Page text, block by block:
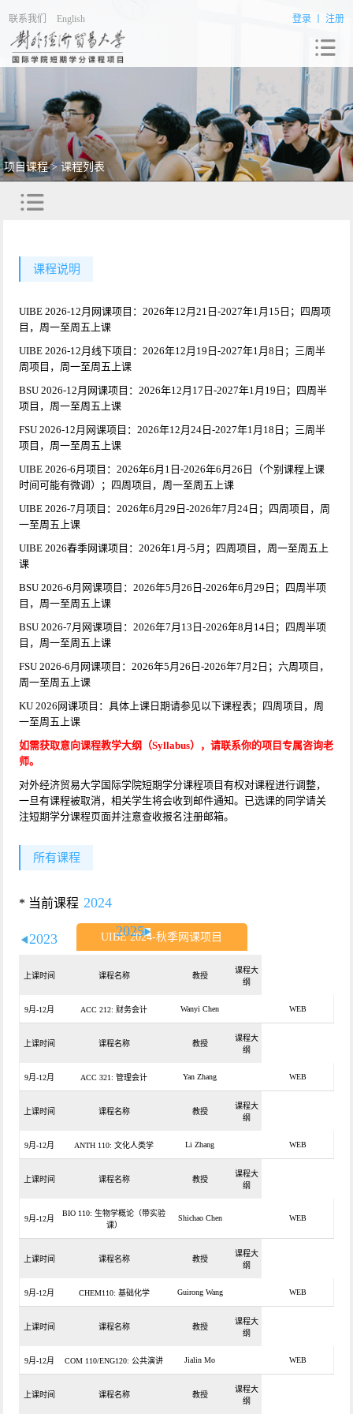
联系我们 English 登录丨 注册
项目课程 > 课程列表
课程说明
UIBE 2026-12月网课项目：2026年12月21日-2027年1月15日；四周项
目，周一至周五上课
UIBE 2026-12月线下项目：2026年12月19日-2027年1月8日；三周半
周项目，周一至周五上课
BSU 2026-12月网课项目：2026年12月17日-2027年1月19日；四周半
项目，周一至周五上课
FSU 2026-12月网课项目：2026年12月24日-2027年1月18日；三周半
项目，周一至周五上课
UIBE 2026-6月项目：2026年6月1日-2026年6月26日（个别课程上课
时间可能有微调）；四周项目，周一至周五上课
UIBE 2026-7月项目：2026年6月29日-2026年7月24日；四周项目，周
一至周五上课
UIBE 2026春季网课项目：2026年1月-5月；四周项目，周一至周五上
课
BSU 2026-6月网课项目：2026年5月26日-2026年6月29日；四周半项
目，周一至周五上课
BSU 2026-7月网课项目：2026年7月13日-2026年8月14日；四周半项
目，周一至周五上课
FSU 2026-6月网课项目：2026年5月26日-2026年7月2日；六周项目，
周一至周五上课
KU 2026网课项目：具体上课日期请参见以下课程表；四周项目，周
一至周五上课
如需获取意向课程教学大纲（Syllabus），请联系你的项目专属咨询老
师。
对外经济贸易大学国际学院短期学分课程项目有权对课程进行调整，
一旦有课程被取消，相关学生将会收到邮件通知。已选课的同学请关
注短期学分课程页面并注意查收报名注册邮箱。
所有课程
* 当前课程 2024
2023 UIBE 2024-秋季网课项目
2025
上课时间 课程名称 教授
课程大
纲
9月-12月 ACC 212: 财务会计 Wanyi Chen WEB
上课时间 课程名称 教授
课程大
纲
9月-12月 ACC 321: 管理会计 Yan Zhang WEB
上课时间 课程名称 教授
课程大
纲
9月-12月 ANTH 110: 文化人类学 Li Zhang WEB
上课时间 课程名称 教授
课程大
纲
9月-12月
BIO 110: 生物学概论（带实验
课）
Shichao Chen WEB
上课时间 课程名称 教授
课程大
纲
9月-12月 CHEM110: 基础化学 Guirong Wang WEB
上课时间 课程名称 教授
课程大
纲
9月-12月 COM 110/ENG120: 公共演讲 Jialin Mo WEB
上课时间 课程名称 教授
课程大
纲